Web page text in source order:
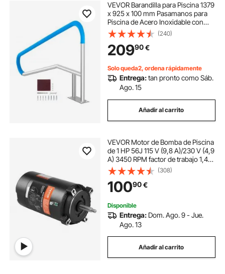
VEVOR Barandilla para Piscina 1379
x 925 x 100 mm Pasamanos para
Piscina de Acero Inoxidable con
Placa Base Barra de Seguridad
Antioxidante para Piscinas,
Interiores, Exteriores, Terrazas,
Spas
(240)
20990€
Solo queda2, ordena rápidamente
Entrega:tan pronto como Sáb.
Ago. 15
Añadir al carrito
VEVOR Motor de Bomba de Piscina
de 1 HP 56J 115 V (9,8 A)/230 V (4,9
A) 3450 RPM factor de trabajo 1,4
Condensador de 90 µF/250 V
Motor de Repuesto con Brida
Giratoria Redonda CCW para
Piscinas
(308)
10090€
Disponible
Entrega: Dom. Ago. 9 - Jue.
Ago. 13
Añadir al carrito